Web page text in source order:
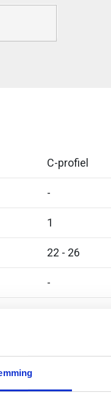
C-profiel
-
1
22 - 26
-
Zink/nikkel